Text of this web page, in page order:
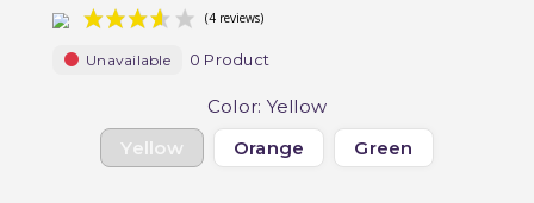
Unavailable 0 Product
Color: Yellow
Yellow
Orange Green